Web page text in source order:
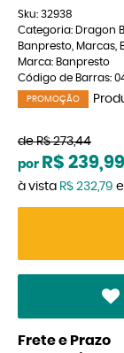
Sku: 32938
Categoria: Dragon
Banpresto Marcas
Marca: Banpresto
Código de Barras:
PROMOÇÃO
de R$ 273,44
por R$ 239,99
à vista R$ 232,79
Frete e Prazo